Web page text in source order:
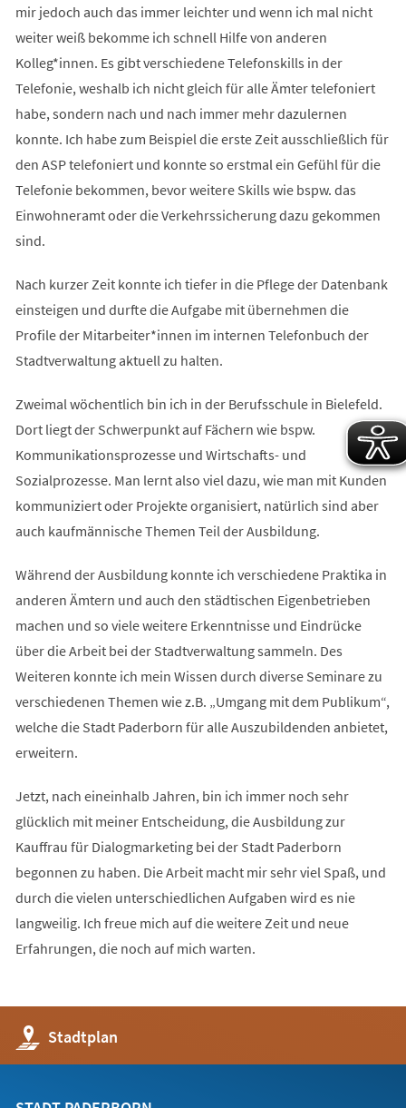
mir jedoch auch das immer leichter und wenn ich mal nicht
weiter weiß bekomme ich schnell Hilfe von anderen
Kolleg*innen. Es gibt verschiedene Telefonskills in der
Telefonie, weshalb ich nicht gleich für alle Ämter telefoniert
habe, sondern nach und nach immer mehr dazulernen
konnte. Ich habe zum Beispiel die erste Zeit ausschließlich für
den ASP telefoniert und konnte so erstmal ein Gefühl für die
Telefonie bekommen, bevor weitere Skills wie bspw. das
Einwohneramt oder die Verkehrssicherung dazu gekommen
sind.
Nach kurzer Zeit konnte ich tiefer in die Pflege der Datenbank
einsteigen und durfte die Aufgabe mit übernehmen die
Profile der Mitarbeiter*innen im internen Telefonbuch der
Stadtverwaltung aktuell zu halten.
Zweimal wöchentlich bin ich in der Berufsschule in Bielefeld.
Dort liegt der Schwerpunkt auf Fächern wie bspw.
Kommunikationsprozesse und Wirtschafts- und
Sozialprozesse. Man lernt also viel dazu, wie man mit Kunden
kommuniziert oder Projekte organisiert, natürlich sind aber
auch kaufmännische Themen Teil der Ausbildung.
Während der Ausbildung konnte ich verschiedene Praktika in
anderen Ämtern und auch den städtischen Eigenbetrieben
machen und so viele weitere Erkenntnisse und Eindrücke
über die Arbeit bei der Stadtverwaltung sammeln. Des
Weiteren konnte ich mein Wissen durch diverse Seminare zu
verschiedenen Themen wie z.B. „Umgang mit dem Publikum“,
welche die Stadt Paderborn für alle Auszubildenden anbietet,
erweitern.
Jetzt, nach eineinhalb Jahren, bin ich immer noch sehr
glücklich mit meiner Entscheidung, die Ausbildung zur
Kauffrau für Dialogmarketing bei der Stadt Paderborn
begonnen zu haben. Die Arbeit macht mir sehr viel Spaß, und
durch die vielen unterschiedlichen Aufgaben wird es nie
langweilig. Ich freue mich auf die weitere Zeit und neue
Erfahrungen, die noch auf mich warten.
Stadtplan
(Öffnet
in
einem
Tab)